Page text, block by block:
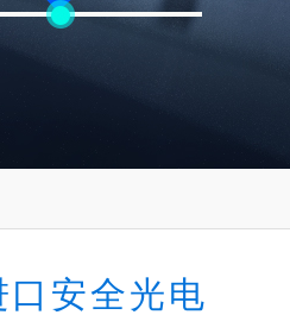
口安全光电